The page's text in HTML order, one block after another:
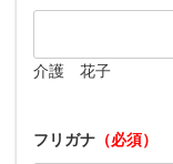
介護 花子
フリガナ （必須）